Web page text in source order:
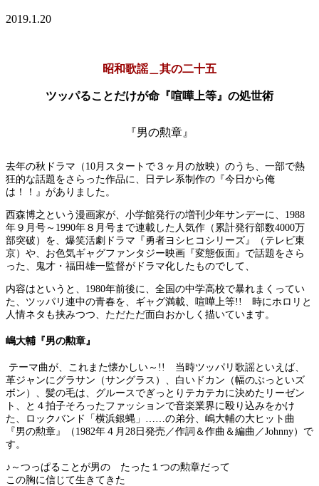
2019.1.20
昭和歌謡＿其の二十五
ツッパることだけが命『喧嘩上等』の処世術
『男の勲章』
去年の秋ドラマ（10月スタートで３ヶ月の放映）のうち、一部で熱
狂的な話題をさらった作品に、日テレ系制作の『今日から俺
は！！』がありました。
西森博之という漫画家が、小学館発行の増刊少年サンデーに、1988
年９月号～1990年８月号まで連載した人気作（累計発行部数4000万
部突破）を、爆笑活劇ドラマ『勇者ヨシヒコシリーズ』（テレビ東
京）や、お色気ギャグファンタジー映画『変態仮面』で話題をさら
った、鬼才・福田雄一監督がドラマ化したものでして、
内容はというと、1980年前後に、全国の中学高校で暴れまくってい
た、ツッパリ連中の青春を、ギャグ満載、喧嘩上等!! 時にホロリと
人情ネタも挟みつつ、ただただ面白おかしく描いています。
嶋大輔『男の勲章』
テーマ曲が、これまた懐かしい～!! 当時ツッパリ歌謡といえば、
革ジャンにグラサン（サングラス）、白いドカン（幅のぶっといズ
ボン）、髪の毛は、グルースでぎっとりテカテカに決めたリーゼン
ト、と４拍子そろったファッションで音楽業界に殴り込みをかけ
た、ロックバンド「横浜銀蝿」……の弟分、嶋大輔の大ヒット曲
『男の勲章』（1982年４月28日発売／作詞＆作曲＆編曲／Johnny）で
す。
♪～つっぱることが男の たった１つの勲章だって
この胸に信じて生きてきた